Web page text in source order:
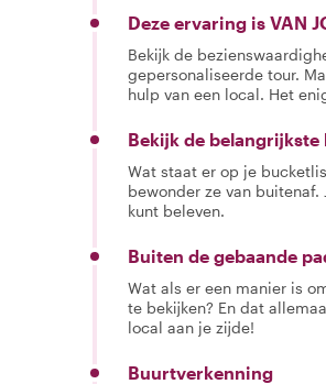
Deze ervaring is VAN
Bekijk de
gepersonaliseerde tour.
hulp van een local. Het
Bekijk de
Wat staat er op je
bewonder ze van
kunt beleven.
Buiten de gebaande
Wat als er een manier is
te bekijken? En dat
local aan je zijde!
Buurtverkenning